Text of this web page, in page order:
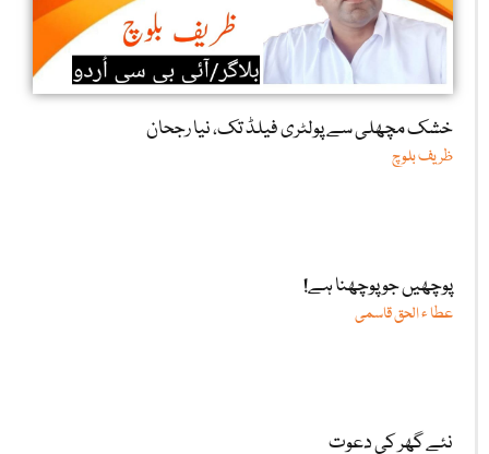
خشک مچھلی سے پولٹری فیلڈ تک، نیا رجحان
ظریف بلوچ
پوچھیں جو پوچھنا ہے!
عطا ء الحق قاسمی
نئے گھر کی دعوت